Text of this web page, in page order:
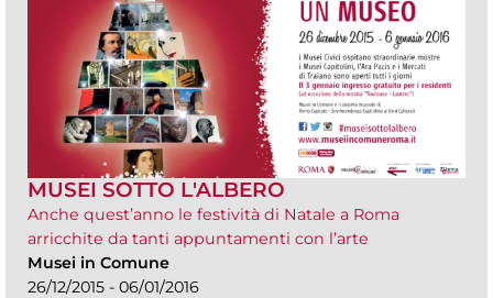
MUSEI SOTTO L'ALBERO
Anche quest’anno le festività di Natale a Roma
arricchite da tanti appuntamenti con l’arte
Musei in Comune
26/12/2015 - 06/01/2016